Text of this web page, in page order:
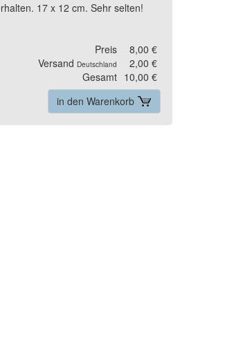
17 x 12 cm. Sehr selten!
Preis
8,00 €
Versand Deutschland
2,00 €
Gesamt 10,00 €
in den Warenkorb